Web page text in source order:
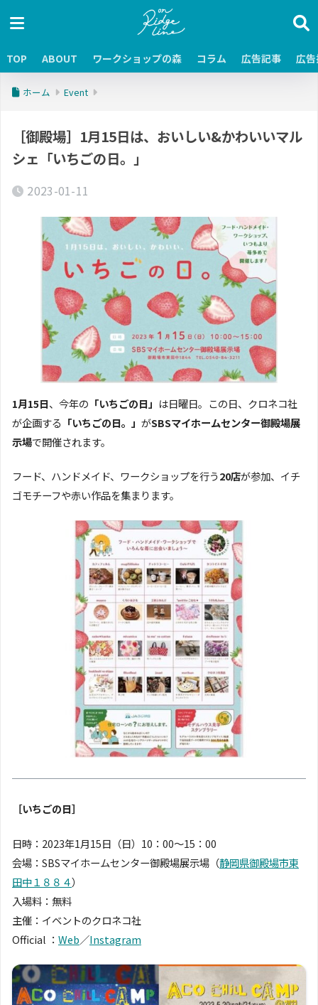
TOP ABOUT ワークショップの森 コラム 広告記事 広
ホーム Event
［御殿場］1月15日は、おいしい&かわいいマル
シェ「いちごの日。」
2023-01-11
1月15日、今年の 「いちごの日」 は日曜日。この日、クロネコ社
が企画する 「いちごの日。」 がSBSマイホームセンター御殿場展
示場で開催されます。
フード、ハンドメイド、ワークショップを行う20店が参加、イチ
ゴモチーフや赤い作品を集まります。
［いちごの日］
日時：2023年1月15日（日）10：00〜15：00
会場：SBSマイホームセンター御殿場展示場（静岡県御殿場市東
田中１８８４）
入場料：無料
主催：イベントのクロネコ社
Official ： Web／Instagram